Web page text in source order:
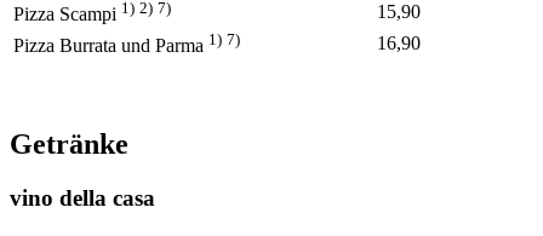
Pizza Scampi 1) 2) 7)
15,90
Pizza Burrata und Parma 1) 7) 16,90
Getränke
vino della casa